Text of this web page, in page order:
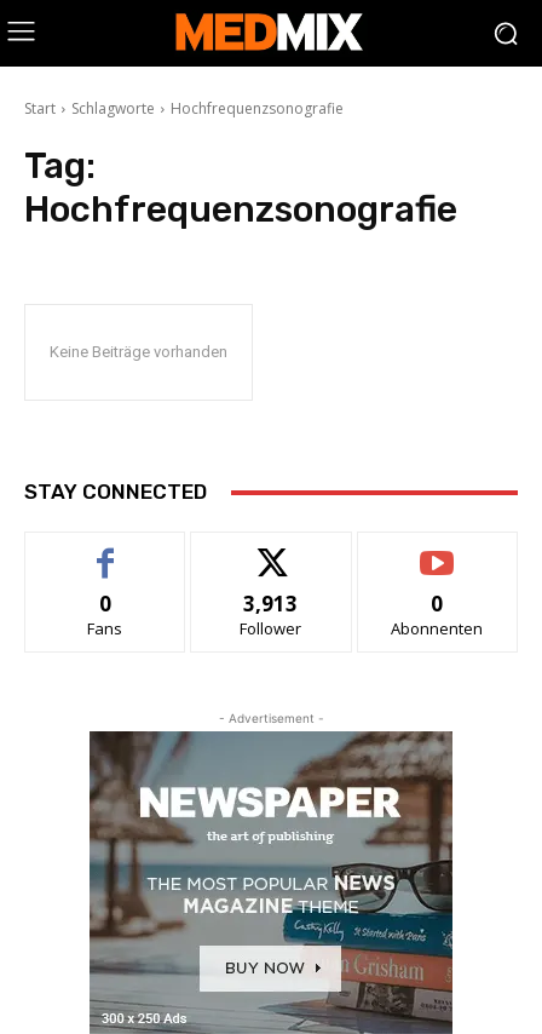
Start Schlagworte Hochfrequenzsonografie
Tag:
Hochfrequenzsonografie
Keine Beiträge vorhanden
STAY CONNECTED
0
Fans
3,913
Follower
0
Abonnenten
- Advertisement -